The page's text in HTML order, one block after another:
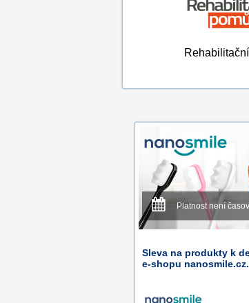
Platnost není
Sleva na produkty k
e-shopu nanosmile.cz.